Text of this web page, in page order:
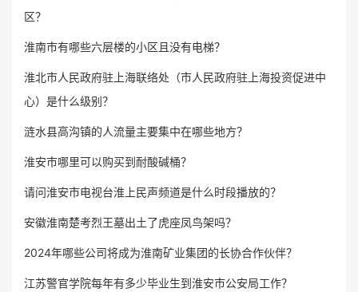
区？
淮南市有哪些六层楼的小区且没有电梯？
淮北市人民政府驻上海联络处（市人民政府驻上海投资促进中
心）是什么级别？
涟水县高沟镇的人流量主要集中在哪些地方？
淮安市哪里可以购买到耐酸碱桶？
请问淮安市电视台淮上民声频道是什么时段播放的？
安徽淮南楚考烈王墓出土了虎座凤鸟架吗？
2024年哪些公司将成为淮南矿业集团的长协合作伙伴？
江苏警官学院每年有多少毕业生到淮安市公安局工作？